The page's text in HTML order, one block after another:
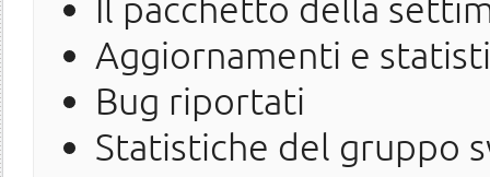
Il pacchetto della
Aggiornamenti e
Bug riportati
Statistiche del gruppo